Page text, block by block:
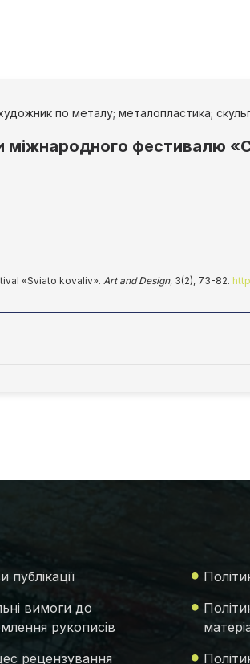
по металу; металопластика;
міжнародного фестивалю
«Sviato kovaliv». Art and Design, 3(2), 73-82.
публікації
вимоги до
рукописів
рецензування